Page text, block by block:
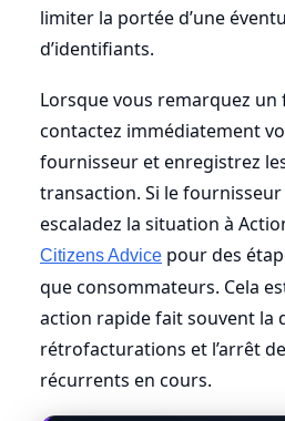
limiter la portée d’une
d’identifiants.
Lorsque vous remarquez
contactez immédiatement
fournisseur et enregistrez
transaction. Si le
escaladez la situation à
Citizens Advice pour des
que consommateurs. Cela
action rapide fait souvent la
rétrofacturations et l’arrêt
récurrents en cours.